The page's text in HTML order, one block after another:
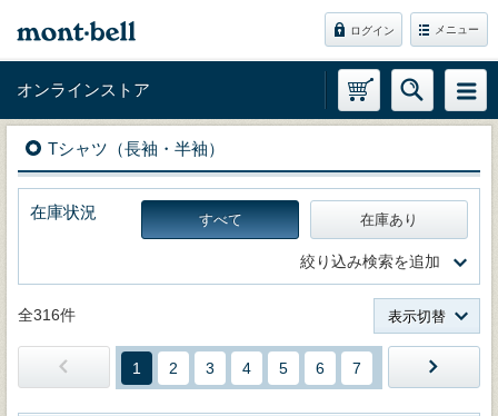
ログイン メニュー
オンラインストア
Tシャツ（長袖・半袖）
在庫状況 すべて 在庫あり
絞り込み検索を追加
全316件 表示切替
1 2 3 4 5 6 7